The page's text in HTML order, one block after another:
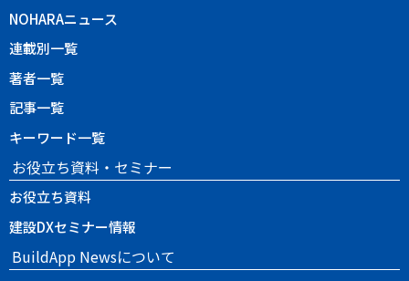
NOHARAニュース
連載別一覧
著者一覧
記事一覧
キーワード一覧
お役立ち資料・セミナー
お役立ち資料
建設DXセミナー情報
BuildApp Newsについて